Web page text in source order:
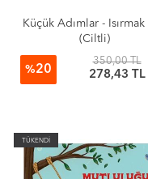
Küçük Adımlar - Isırmak
(Ciltli)
%20
350,00 TL
278,43 TL
TÜKENDİ